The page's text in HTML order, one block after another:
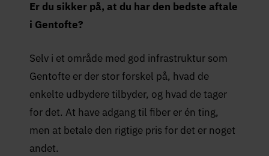
Er du sikker på, at du har den bedste aftale
i Gentofte?
Selv i et område med god infrastruktur som
Gentofte er der stor forskel på, hvad de
enkelte udbydere tilbyder, og hvad de tager
for det. At have adgang til fiber er én ting,
men at betale den rigtige pris for det er noget
andet.